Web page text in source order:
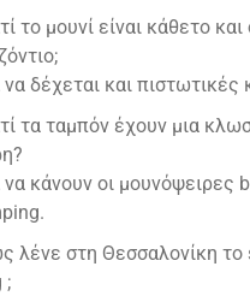
το μουνί είναι κάθετο και
να δέχεται και πιστωτικές
τα ταμπόν έχουν μια
να κάνουν οι μουνόψειρες
λένε στη Θεσσαλονίκη το
;